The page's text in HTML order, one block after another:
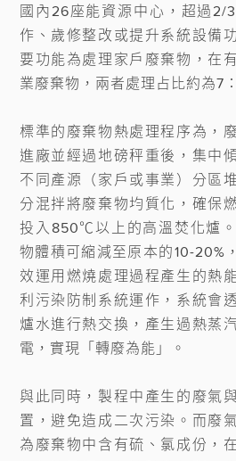
國內26座能資源中心，超過2/
作、歲修整改或提升系統設備
要功能為處理家戶廢棄物，在
業廢棄物，兩者處理占比約為7
標準的廢棄物熱處理程序為，
進廠並經過地磅秤重後，集中
不同產源（家戶或事業）分區
分混拌將廢棄物均質化，確保
投入850℃以上的高溫焚化爐
物體積可縮減至原本的10-20%
效運用燃燒處理過程產生的熱
利污染防制系統運作，系統會
爐水進行熱交換，產生過熱蒸
電，實現「轉廢為能」。
與此同時，製程中產生的廢氣
置，避免造成二次污染。而廢
為廢棄物中含有硫、氯成份，